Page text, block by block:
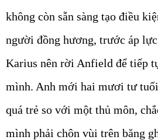
không còn sẵn sàng tạo điều
người đồng hương, trước áp
Karius nên rời Anfield để tiếp
mình. Anh mới hai mươi tư
quá trẻ so với một thủ môn,
mình phải chôn vùi trên băng